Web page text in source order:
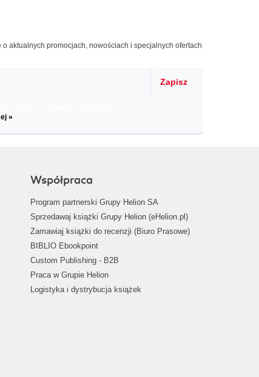
aktualnych promocjach, nowościach i specjalnych ofertach
Zapisz
»
Współpraca
Program partnerski Grupy Helion SA
Sprzedawaj książki Grupy Helion (eHelion.pl)
Zamawiaj książki do recenzji (Biuro Prasowe)
BIBLIO Ebookpoint
Custom Publishing - B2B
Praca w Grupie Helion
Logistyka i dystrybucja książek